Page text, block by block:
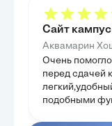
Сайт кампус
Аквамарин
Очень
перед сдачей
подобными